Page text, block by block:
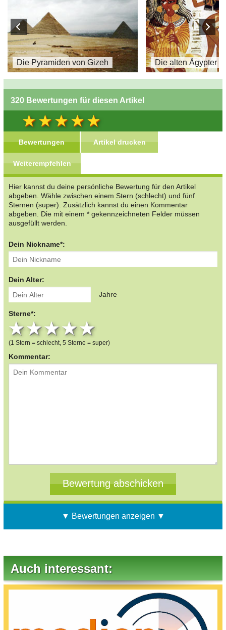
Die Pyramiden von Gizeh Die alten Ägypter
320 Bewertungen für diesen Artikel
Bewertungen Artikel drucken
Weiterempfehlen
Hier kannst du deine persönliche Bewertung für den Artikel
abgeben. Wähle zwischen einem Stern (schlecht) und fünf
Sternen (super). Zusätzlich kannst du einen Kommentar
abgeben. Die mit einem * gekennzeichneten Felder müssen
ausgefüllt werden.
Dein Nickname*:
Dein Alter:
Jahre
Sterne*:
4 stars
3 stars
2 stars
1 star
(1 Stern = schlecht, 5 Sterne = super)
Kommentar:
▼ Bewertungen anzeigen ▼
Auch interessant: